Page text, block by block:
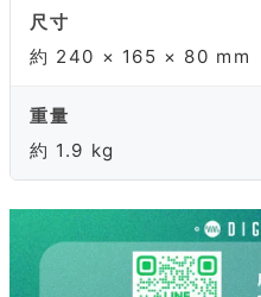
尺寸
約 240 × 165 × 80 mm
重量
約 1.9 kg